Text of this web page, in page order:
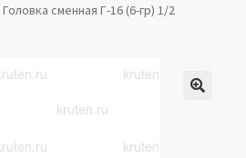
обработки персональных
Головка сменная Г-16 (6-гр) 1/2